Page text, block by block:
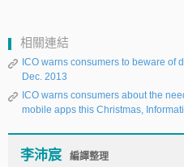
相關連結
ICO warns consumers to beware of
Dec. 2013
ICO warns consumers about the
mobile apps this Christmas,
李沛宸 編譯整理